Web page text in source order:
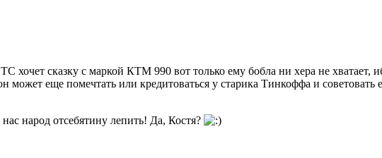
хочет сказку с маркой КТМ 990 вот только ему бобла ни хера не хватает,
может еще помечтать или кредитоваться у старика Тинкоффа и советовать
народ отсебятину лепить! Да, Костя?